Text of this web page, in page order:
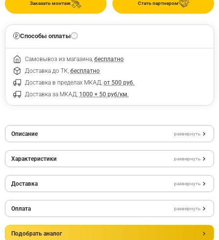
Стать партнером
Заказать монтаж
Способы оплаты
Самовывоз из магазина, бесплатно
Доставка до ТК, бесплатно
Доставка в пределах МКАД, от 500 руб.
Доставка за МКАД, 1000 + 50 руб/км.
Описание развернуть
Характеристики развернуть
Доставка развернуть
Оплата развернуть
Подобрать аналог